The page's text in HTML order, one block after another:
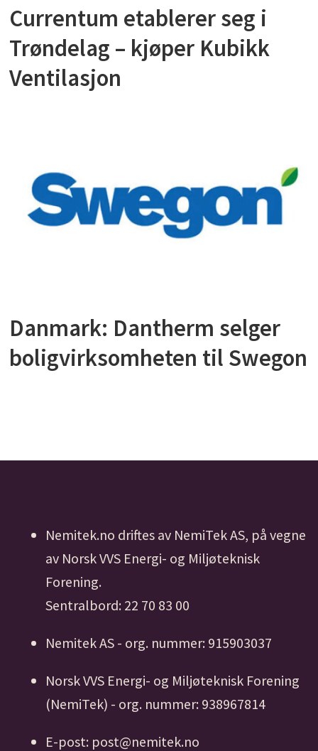
Currentum etablerer seg i
Trøndelag – kjøper Kubikk
Ventilasjon
Danmark: Dantherm selger
boligvirksomheten til Swegon
Nemitek.no driftes av NemiTek AS, på vegne
av Norsk VVS Energi- og Miljøteknisk
Forening.
Sentralbord: 22 70 83 00
Nemitek AS - org. nummer: 915903037
Norsk VVS Energi- og Miljøteknisk Forening
(NemiTek) - org. nummer: 938967814
E-post: post@nemitek.no